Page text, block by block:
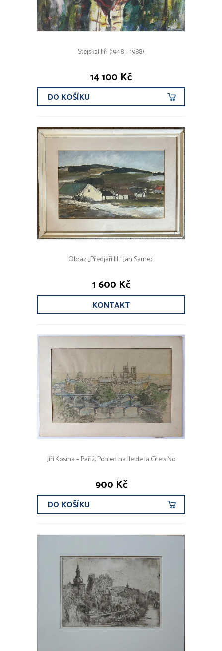
Stejskal Jiří (1948 – 1988)
14 100 Kč
DO KOŠÍKU
Obraz „Předjaří III.“ Jan Samec
1 600 Kč
KONTAKT
Jiří Kosina – Paříž, Pohled na Ile de la Cite s No
900 Kč
DO KOŠÍKU